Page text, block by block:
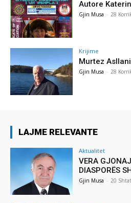
Autore
Gjin Musa - 28
Krijime
Murtez Asllani
Gjin Musa - 28
LAJME RELEVANTE
Aktualitet
VERA
DIASPORËS
Gjin Musa - 20